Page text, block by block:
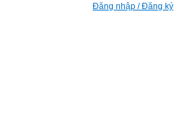
Đăng nhập / Đăng ký